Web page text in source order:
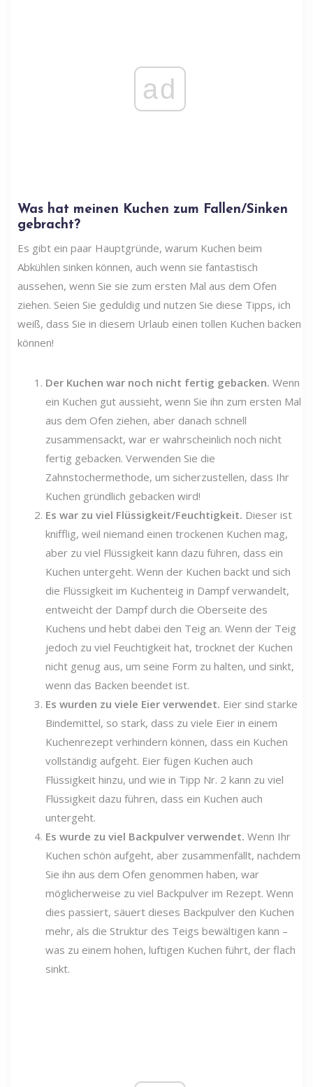
ad
Was hat meinen Kuchen zum Fallen/Sinken
gebracht?
Es gibt ein paar Hauptgründe, warum Kuchen beim
Abkühlen sinken können, auch wenn sie fantastisch
aussehen, wenn Sie sie zum ersten Mal aus dem Ofen
ziehen. Seien Sie geduldig und nutzen Sie diese Tipps, ich
weiß, dass Sie in diesem Urlaub einen tollen Kuchen backen
können!
Der Kuchen war noch nicht fertig gebacken. Wenn
ein Kuchen gut aussieht, wenn Sie ihn zum ersten Mal
aus dem Ofen ziehen, aber danach schnell
zusammensackt, war er wahrscheinlich noch nicht
fertig gebacken. Verwenden Sie die
Zahnstochermethode, um sicherzustellen, dass Ihr
Kuchen gründlich gebacken wird!
Es war zu viel Flüssigkeit/Feuchtigkeit. Dieser ist
knifflig, weil niemand einen trockenen Kuchen mag,
aber zu viel Flüssigkeit kann dazu führen, dass ein
Kuchen untergeht. Wenn der Kuchen backt und sich
die Flüssigkeit im Kuchenteig in Dampf verwandelt,
entweicht der Dampf durch die Oberseite des
Kuchens und hebt dabei den Teig an. Wenn der Teig
jedoch zu viel Feuchtigkeit hat, trocknet der Kuchen
nicht genug aus, um seine Form zu halten, und sinkt,
wenn das Backen beendet ist.
Es wurden zu viele Eier verwendet. Eier sind starke
Bindemittel, so stark, dass zu viele Eier in einem
Kuchenrezept verhindern können, dass ein Kuchen
vollständig aufgeht. Eier fügen Kuchen auch
Flüssigkeit hinzu, und wie in Tipp Nr. 2 kann zu viel
Flüssigkeit dazu führen, dass ein Kuchen auch
untergeht.
Es wurde zu viel Backpulver verwendet. Wenn Ihr
Kuchen schön aufgeht, aber zusammenfällt, nachdem
Sie ihn aus dem Ofen genommen haben, war
möglicherweise zu viel Backpulver im Rezept. Wenn
dies passiert, säuert dieses Backpulver den Kuchen
mehr, als die Struktur des Teigs bewältigen kann –
was zu einem hohen, luftigen Kuchen führt, der flach
sinkt.